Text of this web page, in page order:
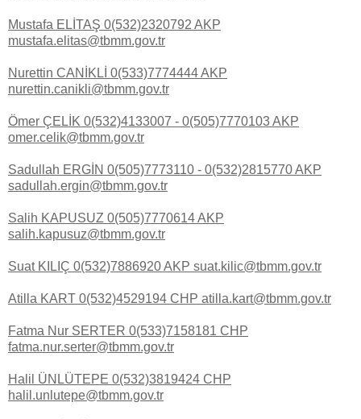
Mustafa ELİTAŞ 0(532)2320792 AKP
mustafa.elitas@tbmm.gov.tr
Nurettin CANİKLİ 0(533)7774444 AKP
nurettin.canikli@tbmm.gov.tr
Ömer ÇELİK 0(532)4133007 - 0(505)7770103 AKP
omer.celik@tbmm.gov.tr
Sadullah ERGİN 0(505)7773110 - 0(532)2815770 AKP
sadullah.ergin@tbmm.gov.tr
Salih KAPUSUZ 0(505)7770614 AKP
salih.kapusuz@tbmm.gov.tr
Suat KILIÇ 0(532)7886920 AKP suat.kilic@tbmm.gov.tr
Atilla KART 0(532)4529194 CHP atilla.kart@tbmm.gov.tr
Fatma Nur SERTER 0(533)7158181 CHP
fatma.nur.serter@tbmm.gov.tr
Halil ÜNLÜTEPE 0(532)3819424 CHP
halil.unlutepe@tbmm.gov.tr